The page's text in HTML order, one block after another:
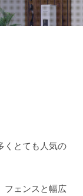
くとても人気の
フェンスと幅広